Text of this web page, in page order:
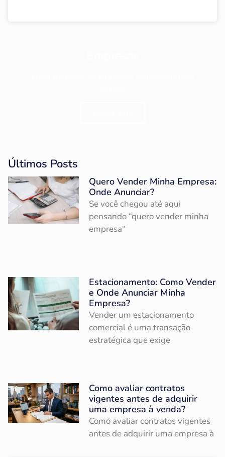
Últimos Posts
Quero Vender Minha Empresa:
Onde Anunciar?
Se você chegou até aqui
pensando “quero vender minha
empresa“
Estacionamento: Como Vender
e Onde Anunciar Minha
Empresa?
Vender um estacionamento
comercial é uma transação
estratégica que exige
Como avaliar contratos
vigentes antes de adquirir
uma empresa à venda?
Como avaliar contratos vigentes
antes de adquirir uma empresa à